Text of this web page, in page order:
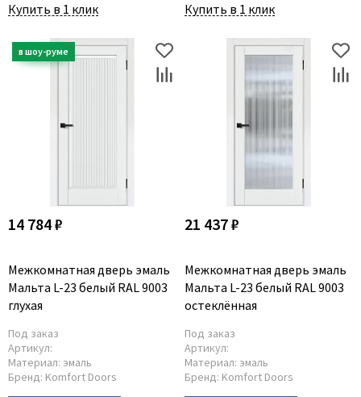
Купить в 1 клик Купить в 1 клик
14 784 ₽
Межкомнатная дверь эмаль
Мальта L-23 белый RAL 9003
глухая
Под заказ
Артикул:
Материал: эмаль
Бренд: Komfort Doors
21 437 ₽
Межкомнатная дверь эмаль
Мальта L-23 белый RAL 9003
остеклённая
Под заказ
Артикул:
Материал: эмаль
Бренд: Komfort Doors